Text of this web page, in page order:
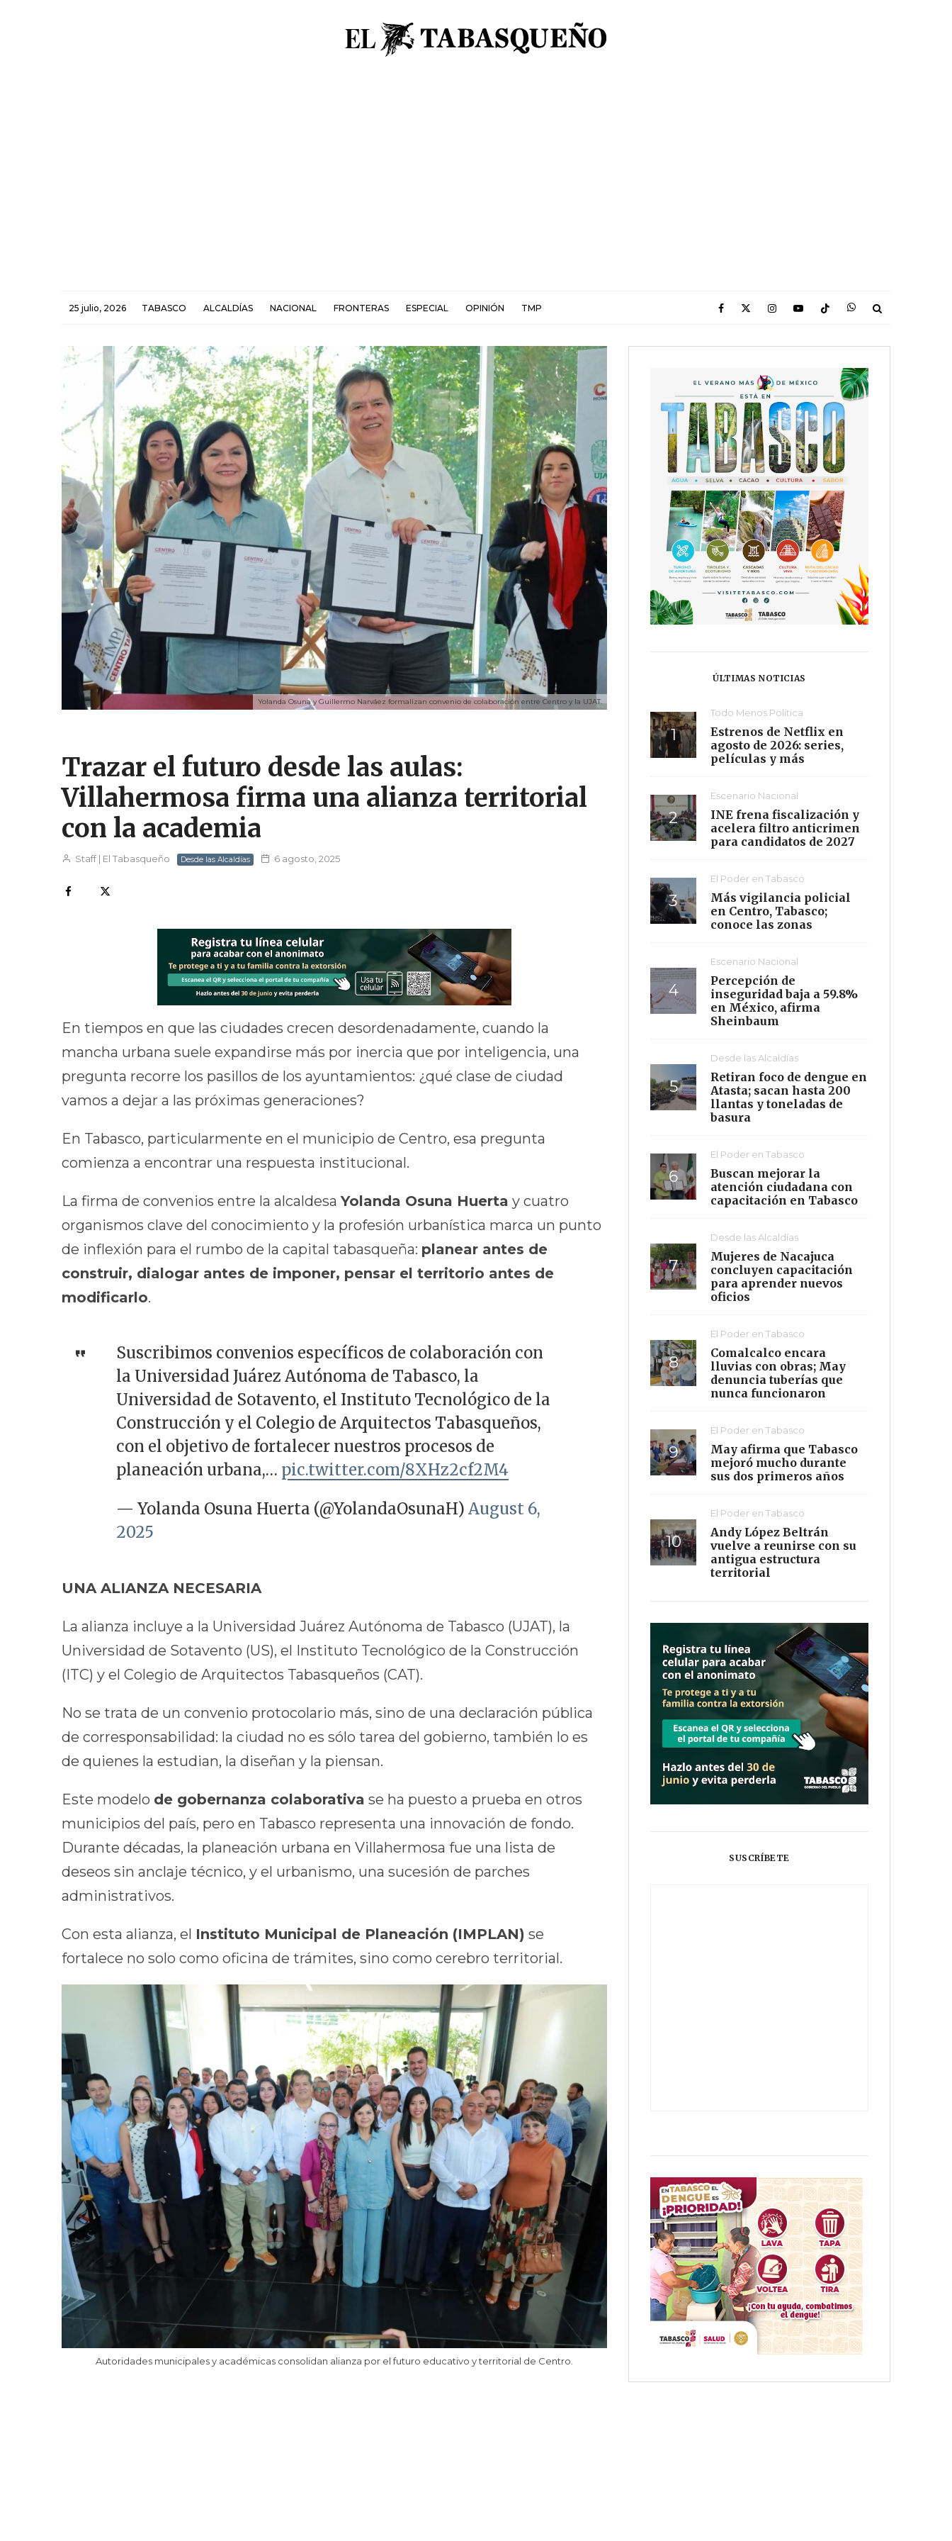
25 julio, 2026 TABASCO ALCALDÍAS NACIONAL FRONTERAS ESPECIAL OPINIÓN TMP
Yolanda Osuna y Guillermo Narváez formalizan convenio de colaboración entre Centro y la UJAT.
Trazar el futuro desde las aulas:
Villahermosa firma una alianza territorial
con la academia
Staff | El Tabasqueño Desde las Alcaldías 6 agosto, 2025
En tiempos en que las ciudades crecen desordenadamente, cuando la
mancha urbana suele expandirse más por inercia que por inteligencia, una
pregunta recorre los pasillos de los ayuntamientos: ¿qué clase de ciudad
vamos a dejar a las próximas generaciones?
En Tabasco, particularmente en el municipio de Centro, esa pregunta
comienza a encontrar una respuesta institucional.
La firma de convenios entre la alcaldesaYolanda Osuna Huerta y cuatro
organismos clave del conocimiento y la profesión urbanística marca un punto
de inflexión para el rumbo de la capital tabasqueña: planear antes de
construir, dialogar antes de imponer, pensar el territorio antes de
modificarlo.
Suscribimos convenios específicos de colaboración con
la Universidad Juárez Autónoma de Tabasco, la
Universidad de Sotavento, el Instituto Tecnológico de la
Construcción y el Colegio de Arquitectos Tabasqueños,
con el objetivo de fortalecer nuestros procesos de
planeación urbana,… pic.twitter.com/8XHz2cf2M4
— Yolanda Osuna Huerta (@YolandaOsunaH) August 6,
2025
UNA ALIANZA NECESARIA
La alianza incluye a la Universidad Juárez Autónoma de Tabasco (UJAT), la
Universidad de Sotavento (US), el Instituto Tecnológico de la Construcción
(ITC) y el Colegio de Arquitectos Tabasqueños (CAT).
No se trata de un convenio protocolario más, sino de una declaración pública
de corresponsabilidad: la ciudad no es sólo tarea del gobierno, también lo es
de quienes la estudian, la diseñan y la piensan.
Este modelo de gobernanza colaborativa se ha puesto a prueba en otros
municipios del país, pero en Tabasco representa una innovación de fondo.
Durante décadas, la planeación urbana en Villahermosa fue una lista de
deseos sin anclaje técnico, y el urbanismo, una sucesión de parches
administrativos.
Con esta alianza, el Instituto Municipal de Planeación (IMPLAN) se
fortalece no solo como oficina de trámites, sino como cerebro territorial.
Autoridades municipales y académicas consolidan alianza por el futuro educativo y territorial de Centro.
ÚLTIMAS NOTICIAS
Todo Menos Política
Estrenos de Netflix en
agosto de 2026: series,
películas y más
Escenario Nacional
INE frena fiscalización y
acelera filtro anticrimen
para candidatos de 2027
El Poder en Tabasco
Más vigilancia policial
en Centro, Tabasco;
conoce las zonas
Escenario Nacional
Percepción de
inseguridad baja a 59.8%
en México, afirma
Sheinbaum
Desde las Alcaldías
Retiran foco de dengue en
Atasta; sacan hasta 200
llantas y toneladas de
basura
El Poder en Tabasco
Buscan mejorar la
atención ciudadana con
capacitación en Tabasco
Desde las Alcaldías
Mujeres de Nacajuca
concluyen capacitación
para aprender nuevos
oficios
El Poder en Tabasco
Comalcalco encara
lluvias con obras; May
denuncia tuberías que
nunca funcionaron
El Poder en Tabasco
May afirma que Tabasco
mejoró mucho durante
sus dos primeros años
El Poder en Tabasco
Andy López Beltrán
vuelve a reunirse con su
antigua estructura
territorial
SUSCRÍBETE